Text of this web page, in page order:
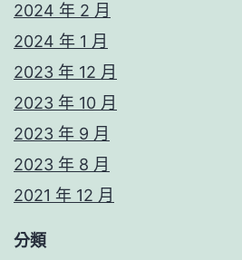
2024 年 2 月
2024 年 1 月
2023 年 12 月
2023 年 10 月
2023 年 9 月
2023 年 8 月
2021 年 12 月
分類